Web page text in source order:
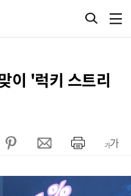
이 '럭키 스트리